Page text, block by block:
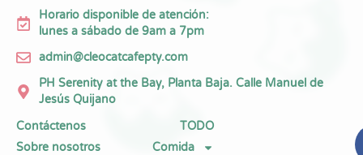
Horario disponible de atención:
lunes a sábado de 9am a 7pm
admin@cleocatcafepty.com
PH Serenity at the Bay, Planta Baja. Calle Manuel de
Jesús Quijano
Contáctenos
Sobre nosotros
TODO
Comida